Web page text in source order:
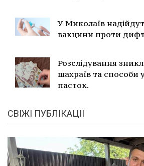
У Миколаїв
вакцини проти
Розслідування
шахраїв та способи
пасток.
СВІЖІ ПУБЛІКАЦІЇ